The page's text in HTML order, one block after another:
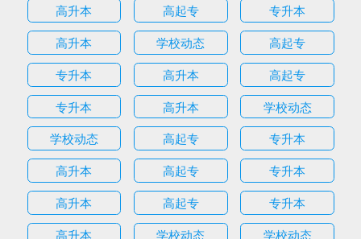
高升本
高起专
专升本
高升本
学校动态
高起专
专升本
高升本
高起专
专升本
高升本
学校动态
学校动态
高起专
专升本
高升本
高起专
专升本
高升本
高起专
专升本
高升本
学校动态
学校动态